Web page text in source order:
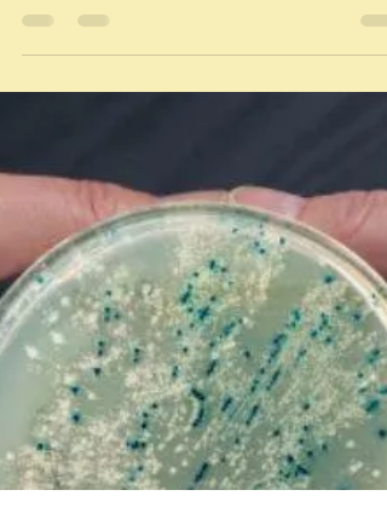
Spiritual Writing - EWOLUCJA II
odtworzenie, jeśli uszanujesz ten stan i
pokłonisz się jego majestatowi...
Samotność... dla jednych depresyjny i
stan istnienia, który należy jak najszybciej i
jak najskuteczniej zamienić na cokolwiek
innego, nawet, jeśli miałoby to być
nieatrakcyjnym kontraktem na resztę
inkarnacji... Samotność... dla nielicznych
stan konieczny d